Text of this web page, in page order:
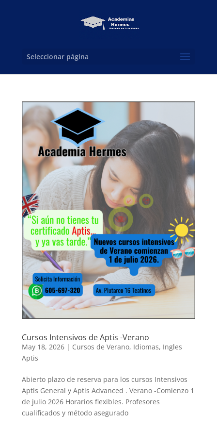
Seleccionar página
Cursos Intensivos de Aptis -Verano
May 18, 2026| Cursos de Verano, Idiomas, Ingles
Aptis
Abierto plazo de reserva para los cursos Intensivos
Aptis General y Aptis Advanced . Verano -Comienzo 1
de julio 2026 Horarios flexibles. Profesores
cualificados y método asegurado